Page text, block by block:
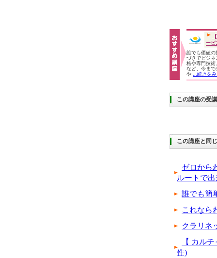
ービ
誰でも価値の
づきでビジネ
格や専門技術
など、今まで
や
...続きを
この講座の受
この講座と同
ゼロから
ルートで
誰でも簡
これなら
クラリネ
【 カル
件)